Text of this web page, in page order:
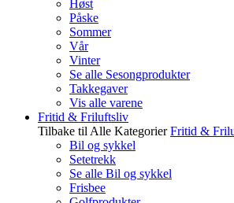
Høst
Påske
Sommer
Vår
Vinter
Se alle Sesongprodukter
Takkegaver
Vis alle varene
Fritid & Friluftsliv
Tilbake til Alle Kategorier Fritid &
Bil og sykkel
Setetrekk
Se alle Bil og sykkel
Frisbee